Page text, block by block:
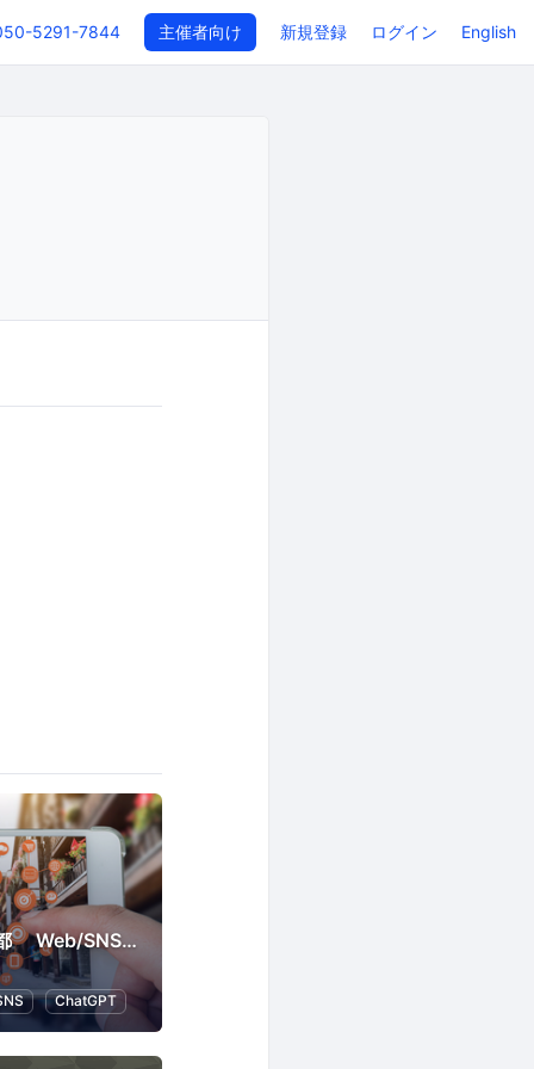
5291-7844 主催者向け 新規登録 ログイン English
ITコーディネータ京都 Web/SNSマーケティング研究会
ChatGPT